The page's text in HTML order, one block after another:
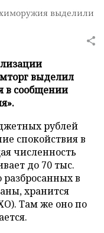
выделили
выделил
в сообщении
рублей
спокойствия в
численность
до 70 тыс.
в
хранится
Там же оно по